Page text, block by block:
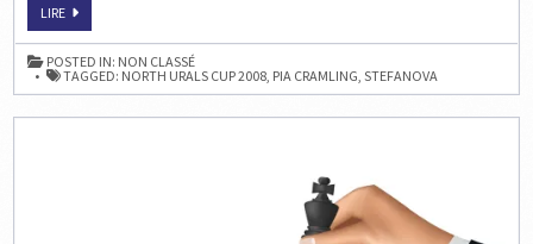
LIRENORTH
CUP
2008:
STEFANOVA
BATTUE
PAR
POSTED IN: NON CLASSÉ
TAGGED: NORTH URALS CUP 2008 PIA CRAMLING ,STEFANOVA